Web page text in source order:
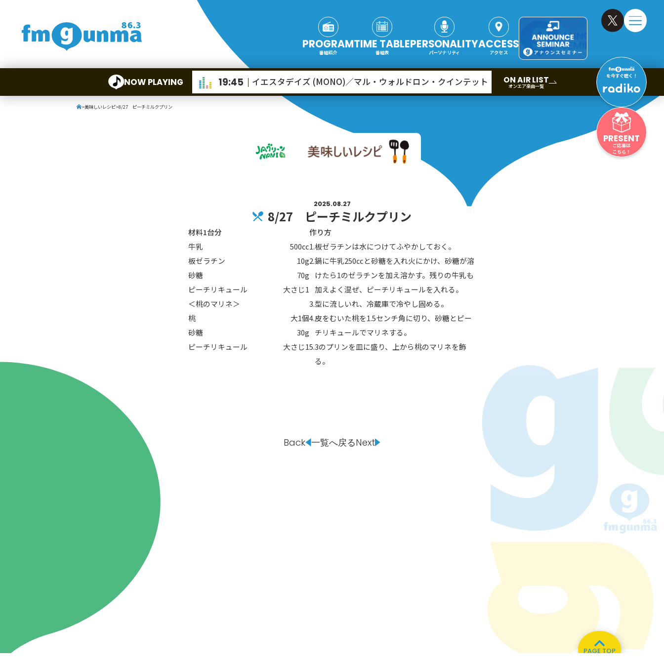
NOW PLAYING ON AIR LIST
オンエア楽曲一覧
19:45 イエスタデイズ (MONO)／マル・ウォルドロン・クインテット
PROGRAM
番組紹介
TIME TABLE
番組表
PERSONALITY
パーソナリティ
ACCESS
アクセス
HOT NEWS最新情報 POWER PLAY
GUEST G-Selection
SPECIALタイアップ企画 STAY TUNED!STAY TUNED!バックナンバー
後援情報
アナウンスセミナー
Haruna
Naganohara
Numata
を今すぐ聴く！
PRESENT
ご応募は
こちら！
>美味しいレシピ>8/27 ピーチミルクプリン
2025.08.27
8/27 ピーチミルクプリン
材料1台分
牛乳
500㏄
板ゼラチン
10g
砂糖
70g
ピーチリキュール
大さじ1
＜桃のマリネ＞
桃
大1個
砂糖
30g
ピーチリキュール
大さじ1
作り方
板ゼラチンは水につけてふやかしておく。
鍋に牛乳250㏄と砂糖を入れ火にかけ、砂糖が溶
けたら1のゼラチンを加え溶かす。残りの牛乳も
加えよく混ぜ、ピーチリキュールを入れる。
型に流しいれ、冷蔵庫で冷やし固める。
皮をむいた桃を1.5センチ角に切り、砂糖とピー
チリキュールでマリネする。
3のプリンを皿に盛り、上から桃のマリネを飾
る。
Back 一覧へ戻るNext
PAGE TOP